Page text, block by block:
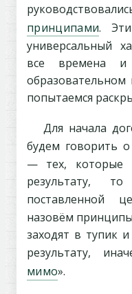
принципами.
универсальный
все времена и
попытаемся
Для начала
будем говорить
— тех, которые
результату,
поставленной
назовём
заходят в тупик
результату,
мимо».